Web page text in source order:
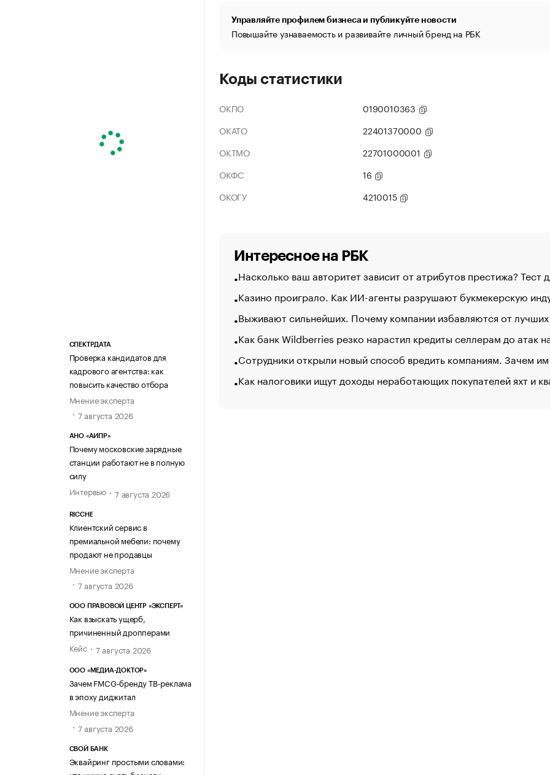
СПЕКТРДАТА
Проверка кандидатов для
кадрового агентства: как
повысить качество отбора
Мнение эксперта
7 августа 2026
АНО «АИПР»
Почему московские зарядные
станции работают не в полную
силу
Интервью
7 августа 2026
RICCHE
Клиентский сервис в
премиальной мебели: почему
продают не продавцы
Мнение эксперта
7 августа 2026
ООО ПРАВОВОЙ ЦЕНТР «ЭКСПЕРТ»
Как взыскать ущерб,
причиненный дропперами
Кейс
7 августа 2026
ООО «МЕДИА-ДОКТОР»
Зачем FMCG-бренду ТВ-реклама
в эпоху диджитал
Мнение эксперта
7 августа 2026
СВОЙ БАНК
Эквайринг простыми словами:
Управляйте профилем бизнеса и публикуйте новости
Повышайте узнаваемость и развивайте личный бренд на РБК
Коды статистики
ОКПО
0190010363
ОКАТО
22401370000
ОКТМО
22701000001
ОКФС
16
ОКОГУ
4210015
Интересное на РБК
Насколько ваш авторитет зависит от атрибутов престижа? Тест
Казино проиграло. Как ИИ-агенты разрушают букмекерскую
Выживают сильнейших. Почему компании избавляются от лучших
Как банк Wildberries резко нарастил кредиты селлерам до атак
Сотрудники открыли новый способ вредить компаниям. Зачем
Как налоговики ищут доходы неработающих покупателей яхт и